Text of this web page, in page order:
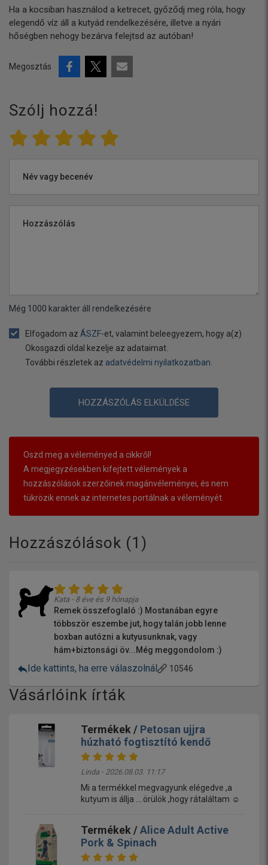
Ha a kocsiban használod a ketrecet, győződj meg róla, hogy
elegendő víz áll a kutyád rendelkezésére, illetve a nyári
hőségben nehogy bezárva felejtsd az autóban!
Megosztás
Szólj hozzá!
Név vagy becenév
Hozzászólás
Még 1000 karakter áll rendelkezésére
Elfogadom az ÁSZF-et, valamint beleegyezem, hogy a(z)
Okosgazdi oldal kezelje az adataimat.
További részletek az adatvédelmi nyilatkozatban
HOZZÁSZÓLÁS ELKÜLDÉSE
Oszd meg a véleményed a cikkről!
A megjegyzésekben kifejtett vélemények a
hozzászólások szerzőinek magánvéleményei, és nem
tükrözik ennek az internetes portálnak a véleményét.
Hozzászólások (1 )
Kata - 8 éve és 9 hónapja
Remek összefoglaló :) Mostanában egyre
többször eszembe jut, hogy talán jobb lenne
boxban autózni a kutyusunknak, vagy
hám+biztonsági öv...Még meggondolom :)
Ide kattints, ha erre válaszolnál 10546
Vásárlóink írták
Termékek / Petosan ujjra
húzható fogtisztító kendő
Linda - 2026.08.03. 11:17
Mi a termékkel megvagyunk elégedve ,a
kutyum is állja ....örülök ,hogy rátaláltam ☺️
Termékek /Alice Adult Active
Pork & Spinach